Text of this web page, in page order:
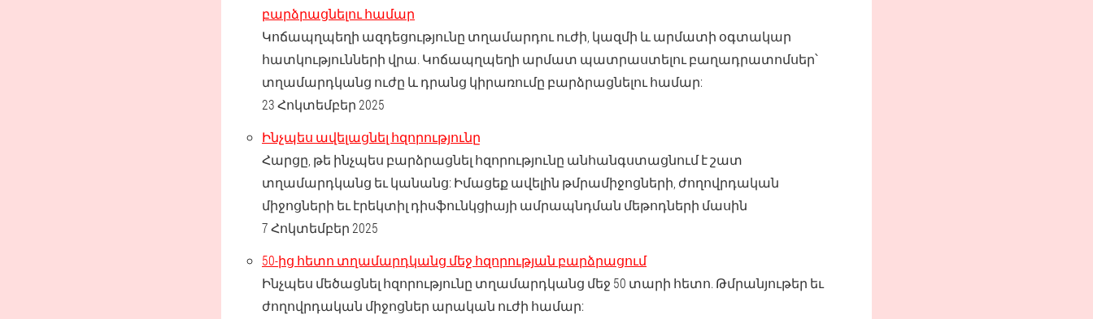
բարձրացնելու համար
Կոճապղպեղի ազդեցությունը տղամարդու ուժի, կազմի և արմատի օգտակար
հատկությունների վրա. Կոճապղպեղի արմատ պատրաստելու բաղադրատոմսեր՝
տղամարդկանց ուժը և դրանց կիրառումը բարձրացնելու համար:
23 Հոկտեմբեր 2025
Ինչպես ավելացնել հզորությունը
Հարցը, թե ինչպես բարձրացնել հզորությունը անհանգստացնում է շատ
տղամարդկանց եւ կանանց: Իմացեք ավելին թմրամիջոցների, ժողովրդական
միջոցների եւ էրեկտիլ դիսֆունկցիայի ամրապնդման մեթոդների մասին
7 Հոկտեմբեր 2025
50-ից հետո տղամարդկանց մեջ հզորության բարձրացում
Ինչպես մեծացնել հզորությունը տղամարդկանց մեջ 50 տարի հետո. Թմրանյութեր եւ
ժողովրդական միջոցներ արական ուժի համար: